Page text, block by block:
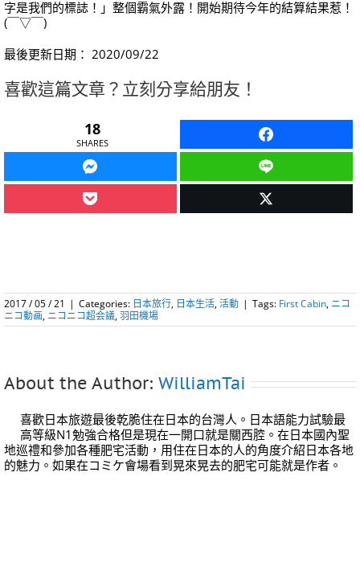
字是我們的標誌！」整個霸氣外露！開始期待今年的結算結果惹！
(￣▽￣)
最後更新日期： 2020/09/22
喜歡這篇文章？立刻分享給朋友！
18
SHARES
2017 / 05 / 21 | Categories: 日本旅行, 日本生活,活動 | Tags: First Cabin, ニコ
ニコ動画, ニコニコ超会議,羽田機場
About the Author: WilliamTai
喜歡日本旅遊最後乾脆住在日本的台灣人。日本語能力試驗最
高等級N1勉強合格但是現在一開口就是關西腔。在日本國內聖
地巡禮和參加各種肥宅活動，用住在日本的人的角度介紹日本各地
的魅力。如果在コミケ會場看到晃來晃去的肥宅可能就是作者。